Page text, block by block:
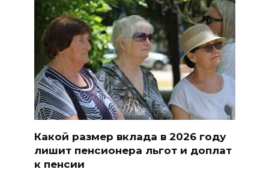
Какой размер вклада в 2026 году
лишит пенсионера льгот и доплат
к пенсии